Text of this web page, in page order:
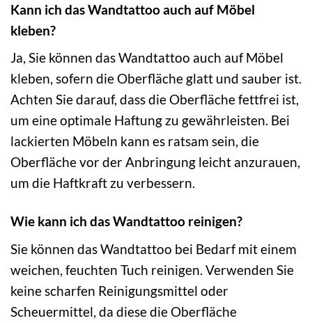
Kann ich das Wandtattoo auch auf Möbel
kleben?
Ja, Sie können das Wandtattoo auch auf Möbel
kleben, sofern die Oberfläche glatt und sauber ist.
Achten Sie darauf, dass die Oberfläche fettfrei ist,
um eine optimale Haftung zu gewährleisten. Bei
lackierten Möbeln kann es ratsam sein, die
Oberfläche vor der Anbringung leicht anzurauen,
um die Haftkraft zu verbessern.
Wie kann ich das Wandtattoo reinigen?
Sie können das Wandtattoo bei Bedarf mit einem
weichen, feuchten Tuch reinigen. Verwenden Sie
keine scharfen Reinigungsmittel oder
Scheuermittel, da diese die Oberfläche